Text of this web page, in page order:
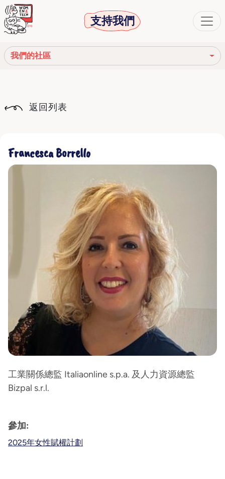
支持我們
我們的社區
我們的網絡
我們的社區
返回列表
Francesca Borrello
工業關係總監 Italiaonline s.p.a. 及人力資源總監
Bizpal s.r.l.
參加:
2025年女性賦權計劃